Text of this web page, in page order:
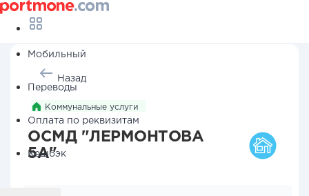
Мобильный
Переводы
Оплата по реквизитам
Кешбэк
Назад
Коммунальные услуги
ОСМД "ЛЕРМОНТОВА
5А"